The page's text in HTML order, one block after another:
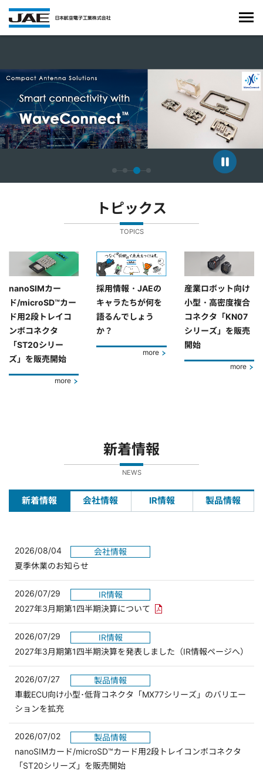
トピックス
TOPICS
nanoSIMカー
ド/microSD™カー
ド用2段トレイコ
ンボコネクタ
「ST20シリー
ズ」を販売開始
more
採用情報・JAEの
キャラたちが何を
語るんでしょう
か？
more
産業ロボット向け
小型・高密度複合
コネクタ「KN07
シリーズ」を販売
開始
more
新着情報
NEWS
新着情報 会社情報 IR情報 製品情報
2026/08/04
会社情報
夏季休業のお知らせ
2026/07/29
IR情報
2027年3月期第1四半期決算について PDFリンクを新しいウィンド
2026/07/29
IR情報
2027年3月期第1四半期決算を発表しました（IR情報ページへ）
2026/07/27
製品情報
車載ECU向け小型･低背コネクタ「MX77シリーズ」のバリエー
ションを拡充
2026/07/02
製品情報
nanoSIMカード/microSD™カード用2段トレイコンボコネクタ
「ST20シリーズ」を販売開始